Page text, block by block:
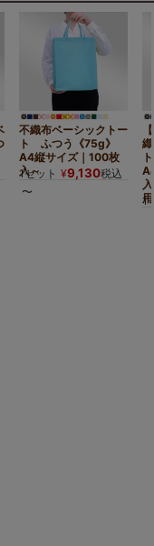
不織布ベーシックトー
ト ふつう《75g》
A4縦サイズ｜100枚
入～
1セット ¥9,130税込
〜
用
1